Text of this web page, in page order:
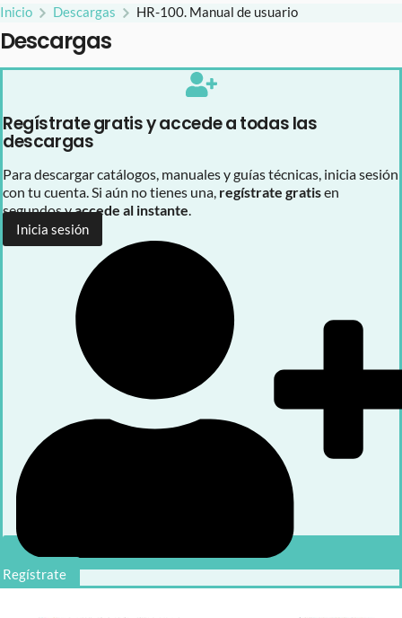
Inicio Descargas HR-100. Manual de usuario
Descargas
Regístrate gratis y accede a todas las
descargas
Para descargar catálogos, manuales y guías técnicas, inicia sesión
con tu cuenta. Si aún no tienes una, regístrate gratisen
segundos yaccede al instante.
Inicia sesión
Regístrate